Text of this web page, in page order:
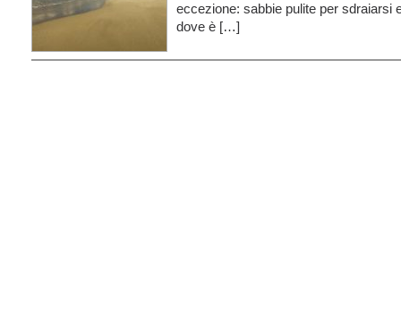
eccezione: sabbie pulite per sdraiarsi
dove è […]